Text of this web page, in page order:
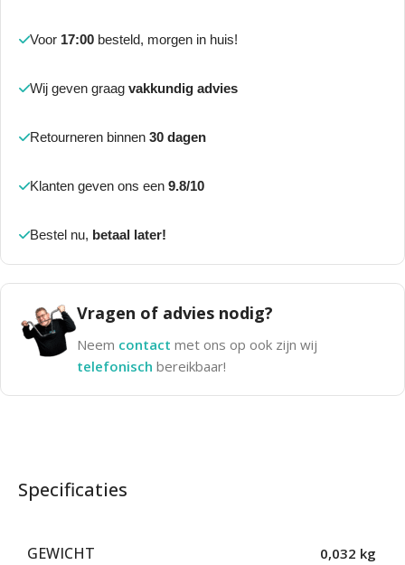
Voor 17:00 besteld, morgen in huis!
Wij geven graag vakkundig advies
Retourneren binnen 30 dagen
Klanten geven ons een 9.8/10
Bestel nu, betaal later!
Vragen of advies nodig?
Neem contact met ons op ook zijn wij
telefonisch bereikbaar!
Specificaties
GEWICHT 0,032 kg